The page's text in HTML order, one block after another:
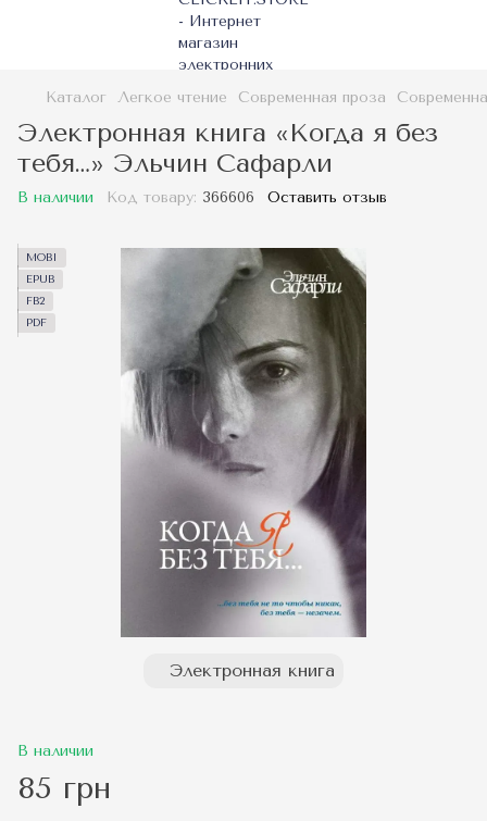
Каталог Легкое чтение Современная проза
Электронная книга «Когда я без
тебя…» Эльчин Сафарли
В наличии Код товару: 366606 Оставить отзыв
MOBI
EPUB
FB2
PDF
Электронная книга
В наличии
85 грн